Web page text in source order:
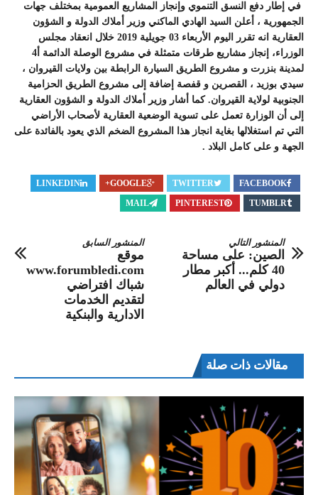
في إطار دفع النسق التنموي وإنجاز المشاريع العمومية بمختلف جهات
الجمهورية ، أعلن السيد الهادي الماكني وزير أملاك الدولة و الشؤون
العقارية انه تقرر اليوم الأربعاء 03 جويلية 2019 خلال انعقاد مجلس
الوزراء، إنجاز مشاريع طرقات متمثلة في مشروع الوصلة الدائمة أ4
لمدينة بنزرت و مشروع الطريق السيارة الرابطة بين ولايات القيروان ،
سيدي بوزيد ، القصرين و قفصة إضافة إلى مشروع الطريق الحزامية
الجنوبية لولاية القيروان. كما أشار وزير أملاك الدولة و الشؤون العقارية
إلى أن الوزارة تعمل على تسوية الوضعية العقارية لأصحاب الأراضي
التي تم استغلالها بغاية انجاز هذا المشروع الضخم الذي يعود بالفائدة على
الجهة و على كامل البلاد .
FACEBOOK
TWITTER
GOOGLE+
LINKEDIN
TUMBLR
PINTEREST
MAIL
المنشور السابق
موقع
www.forumbledi.com
شباك افتراضي
لتقديم الخدمات
الادارية والبنكية
المنشور التالي
الصين: على مساحة
40 كلم... أكبر مطار
دولي في العالم
مقالات ذات صلة